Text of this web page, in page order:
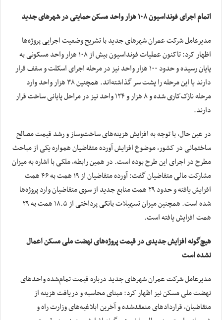
اتمام اجرای فونداسیون ۱۰۸ هزار واحد مسکن حمایتی در شهر‌های جدید
مدیرعامل شرکت عمران شهر‌های جدید با تشریح وضعیت اجرایی پروژه‌ها
اظهار کرد: تاکنون عملیات فونداسیون بیش از ۱۰۸ هزار واحد مسکونی به
پایان رسیده و حدود ۱۰۰ هزار واحد نیز در مرحله اجرای اسکلت و سقف قرار
دارند یا این مرحله را پشت سر گذاشته‌اند. همچنین ۳۸ هزار واحد وارد
مرحله نازک‌کاری شده و ۸ هزار و ۱۲۴ واحد نیز در مراحل پایانی ساخت قرار
دارند.
در عین حال، با توجه به افزایش هزینه‌های ساخت‌وساز و رشد قیمت مصالح
ساختمانی در کشور، موضوع افزایش آورده متقاضیان همواره یکی از مباحث
مطرح در اجرای این طرح بوده است. در همین رابطه، ملکی با اشاره به میزان
مشارکت مالی متقاضیان گفت: آورده متقاضیان از ۱۹ همت به ۴۶ همت
افزایش یافته و حدود ۲۹ همت منابع جدید از سوی متقاضیان وارد پروژه‌ها
شده است. همچنین میزان تسهیلات بانکی پرداختی از ۱۸.۵ همت به ۲۹
همت افزایش یافته است.
هیچ‌گونه افزایش جدیدی در قیمت پروژه‌های نهضت ملی مسکن اعمال
نشده است
مدیرعامل شرکت عمران شهر‌های جدید درباره قیمت تمام‌شده واحد‌های
نهضت ملی مسکن نیز اظهار کرد: مبنای محاسبه و دریافت هزینه از
متقاضیان، قرارداد‌های منعقدشده و آخرین ابلاغیه‌های وزارت راه و